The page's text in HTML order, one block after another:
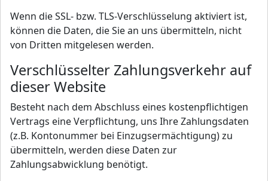
Wenn die SSL- bzw. TLS-Verschlüsselung aktiviert ist,
können die Daten, die Sie an uns übermitteln, nicht
von Dritten mitgelesen werden.
Verschlüsselter Zahlungsverkehr auf
dieser Website
Besteht nach dem Abschluss eines kostenpflichtigen
Vertrags eine Verpflichtung, uns Ihre Zahlungsdaten
(z.B. Kontonummer bei Einzugsermächtigung) zu
übermitteln, werden diese Daten zur
Zahlungsabwicklung benötigt.